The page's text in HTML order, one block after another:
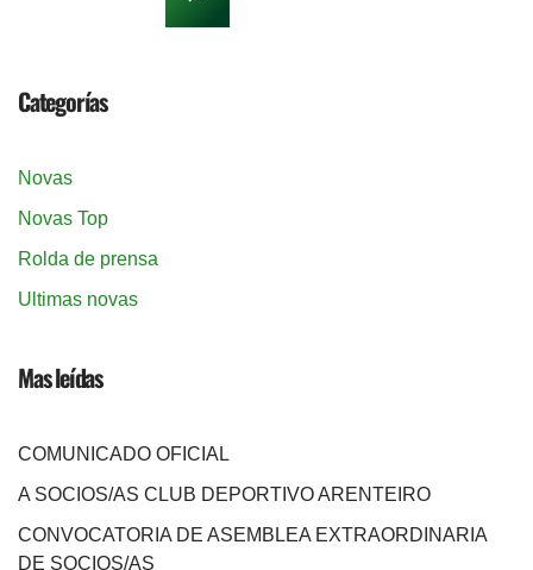
Categorías
Novas
Novas Top
Rolda de prensa
Ultimas novas
Mas leídas
COMUNICADO OFICIAL
A SOCIOS/AS CLUB DEPORTIVO ARENTEIRO
CONVOCATORIA DE ASEMBLEA EXTRAORDINARIA
DE SOCIOS/AS